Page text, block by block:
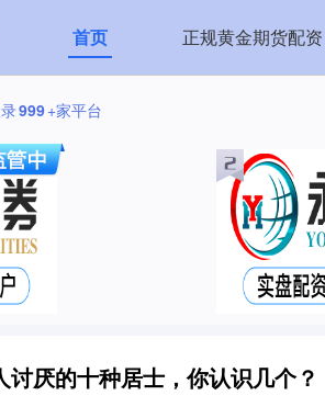
首页 正规黄金期货配资
999+家平台
厌的十种居士，你认识几个？